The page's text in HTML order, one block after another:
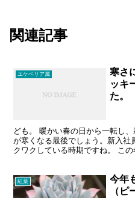
関連記事
エケベリア属
寒さ
ッキ
た。
ども。 暖かい春の日から一転し
が寒くなる最後でしょう。新入社
クワクしている時期ですね。 こ
紅葉
今年
（